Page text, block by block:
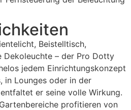
Beistelltisch,
– der Pro Dotty
jedem Einrichtungskonzept
in Lounges oder in der
er seine volle Wirkung.
profitieren von